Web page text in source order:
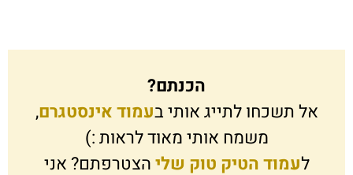
הכנתם?
אל תשכחו לתייג אותי בעמוד אינסטגרם,
משמח אותי מאוד לראות :)
לעמוד הטיק טוק שליהצטרפתם? אני